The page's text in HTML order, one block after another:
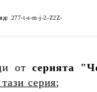
277-t-s-m-j-2-Z2Z-
отсерията
серия;